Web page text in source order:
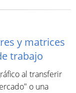
y matrices
trabajo
al transferir
o una